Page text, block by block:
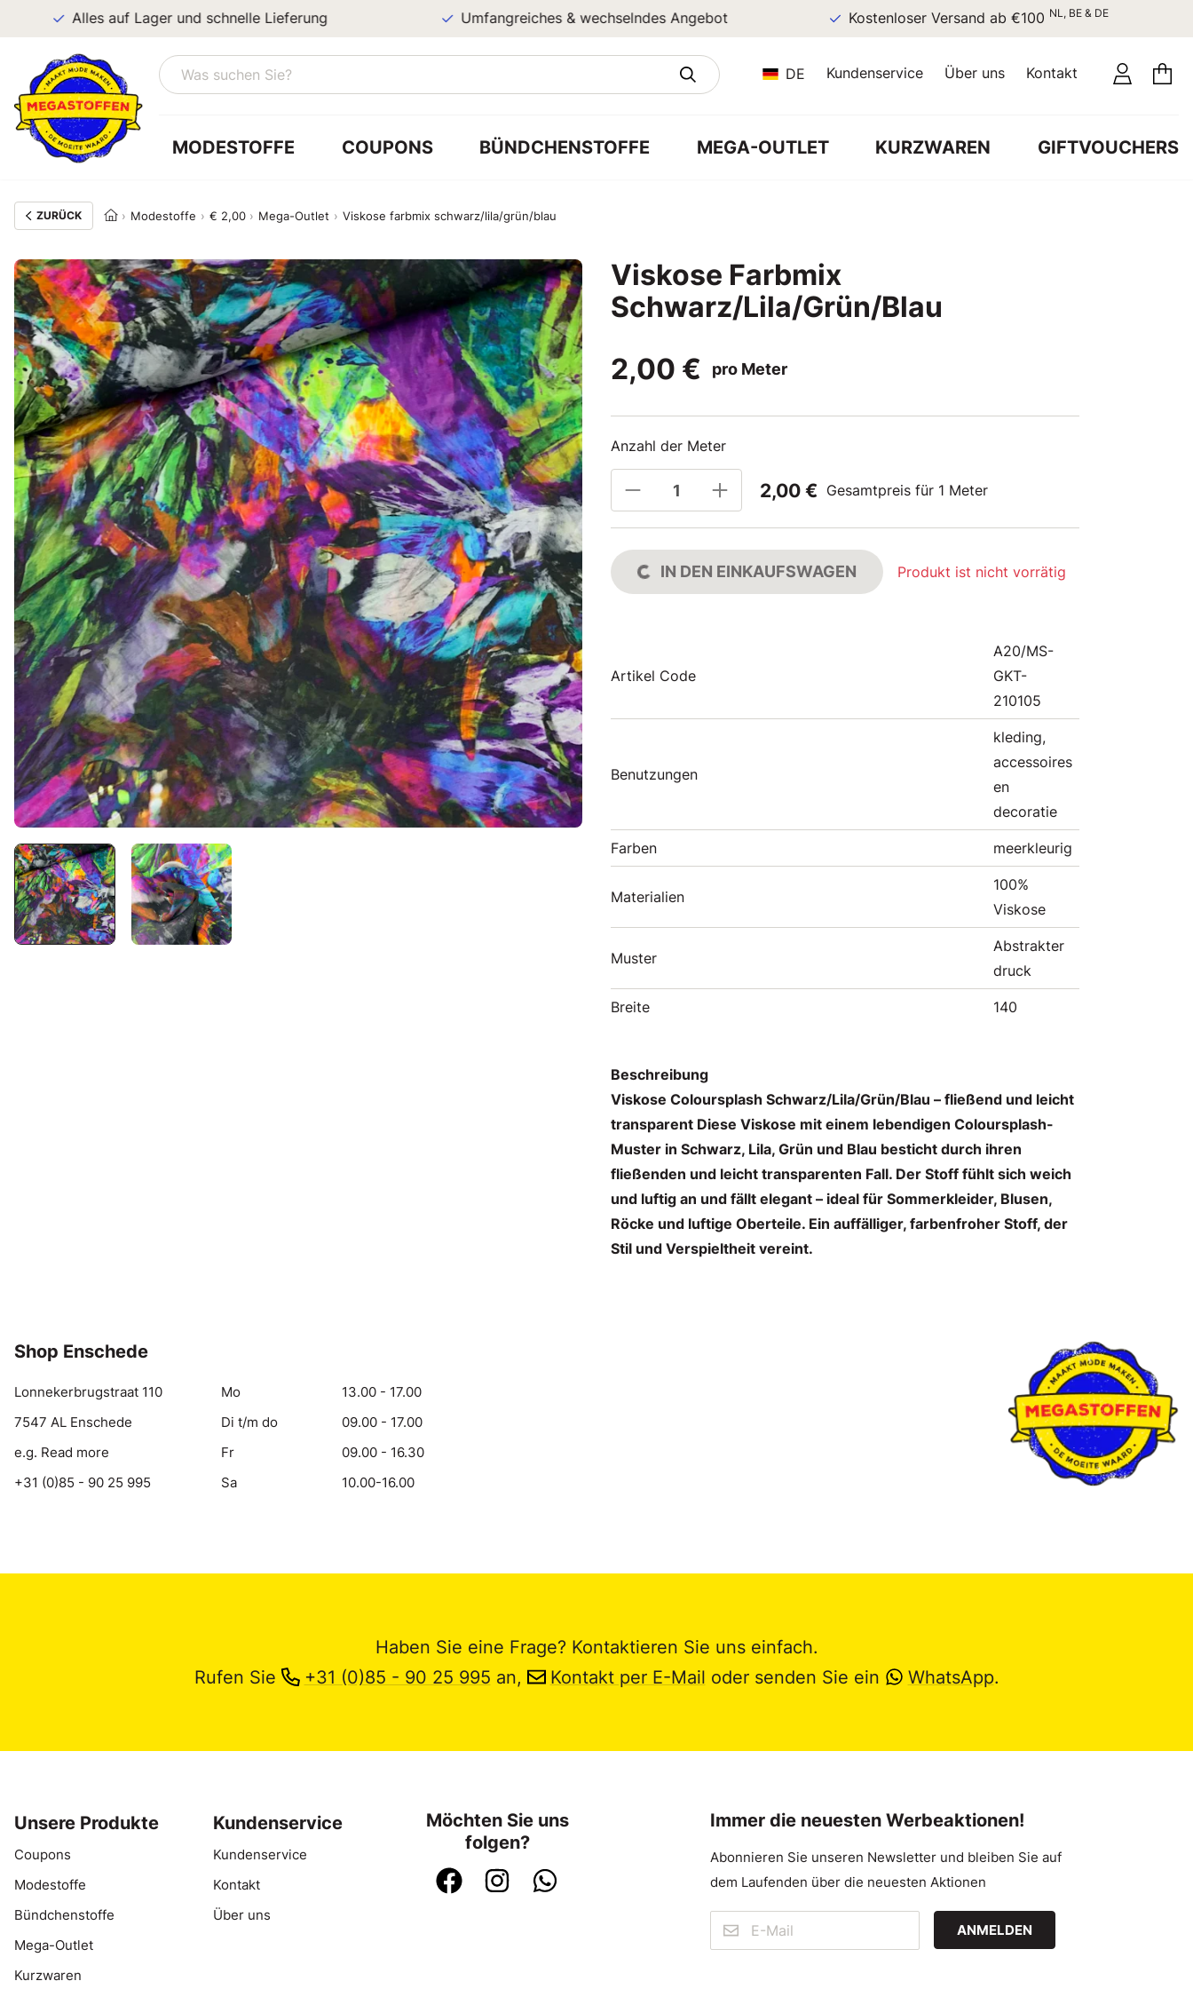
Alles auf Lager und schnelle Lieferung Umfangreiches & wechselndes Angebot Kostenloser Versand ab €100NL, BE & DE
DE Kundenservice Über uns Kontakt
MODESTOFFE COUPONS BÜNDCHENSTOFFE MEGA-OUTLET KURZWAREN GIFTVOUCHERS
ZURÜCK Modestoffe € 2,00 Mega-Outlet Viskose farbmix schwarz/lila/grün/blau
Viskose Farbmix
Schwarz/Lila/Grün/Blau
2,00 €
pro Meter
Anzahl der Meter
2,00 € Gesamtpreis für 1 Meter
IN DEN EINKAUFSWAGEN Produkt ist nicht vorrätig
Artikel Code
A20/MS-
GKT-
210105
Benutzungen
kleding,
accessoires
en
decoratie
Farben meerkleurig
Materialien
100%
Viskose
Muster
Abstrakter
druck
Breite 140
Beschreibung
Viskose Coloursplash Schwarz/Lila/Grün/Blau – fließend und leicht
transparent Diese Viskose mit einem lebendigen Coloursplash-
Muster in Schwarz, Lila, Grün und Blau besticht durch ihren
fließenden und leicht transparenten Fall. Der Stoff fühlt sich weich
und luftig an und fällt elegant – ideal für Sommerkleider, Blusen,
Röcke und luftige Oberteile. Ein auffälliger, farbenfroher Stoff, der
Stil und Verspieltheit vereint.
Shop Enschede
Lonnekerbrugstraat 110
7547 AL Enschede
e.g. Read more
+31 (0)85 - 90 25 995
Mo
13.00 - 17.00
Di t/m do
09.00 - 17.00
Fr
09.00 - 16.30
Sa
10.00-16.00
Haben Sie eine Frage? Kontaktieren Sie uns einfach.
Rufen Sie
+31 (0)85 - 90 25 995 an, Kontakt per E-Mail oder senden Sie ein WhatsApp.
Unsere Produkte
Coupons
Modestoffe
Bündchenstoffe
Mega-Outlet
Kurzwaren
Kundenservice
Kundenservice
Kontakt
Über uns
Möchten Sie uns
folgen?
Immer die neuesten Werbeaktionen!
Abonnieren Sie unseren Newsletter und bleiben Sie auf
dem Laufenden über die neuesten Aktionen
ANMELDEN